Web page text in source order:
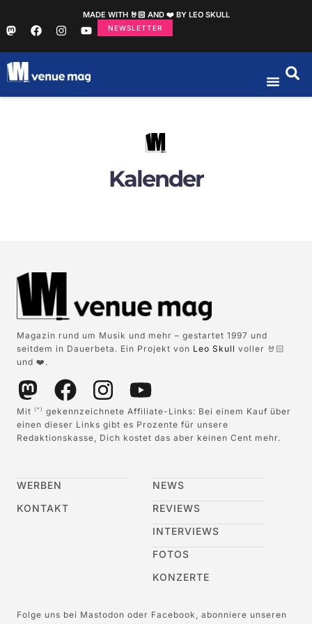
MADE WITH 🤘🏻 AND ❤️ BY LEO SKULL
NEWSLETTER
Kalender
Magazin rund um Musik und mehr – gestartet 1997 und
seitdem in Dauerbeta. Ein Projekt von Leo Skull voller 🤘🏻
und ❤️.
Mit (*)
gekennzeichnete Affiliate-Links: Bei einem Kauf über
einen dieser Links gibt es Prozente für unsere
Redaktionskasse, Dich kostet das aber keinen Cent mehr.
WERBEN
KONTAKT
NEWS
REVIEWS
INTERVIEWS
FOTOS
KONZERTE
Folge uns bei Mastodon oder Facebook, abonniere unseren